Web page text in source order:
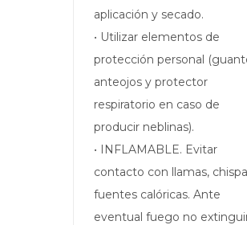
aplicación y secado.
• Utilizar elementos de
protección personal
anteojos y protector
respiratorio en caso de
producir neblinas).
• INFLAMABLE. Evitar
contacto con llamas,
fuentes calóricas. Ante
eventual fuego no